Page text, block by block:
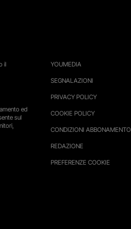
YOUMEDIA
SEGNALAZIONI
PRIVACY POLICY
COOKIE POLICY
CONDIZIONI ABBONAMENTO
REDAZIONE
PREFERENZE COOKIE
il
ed
sul